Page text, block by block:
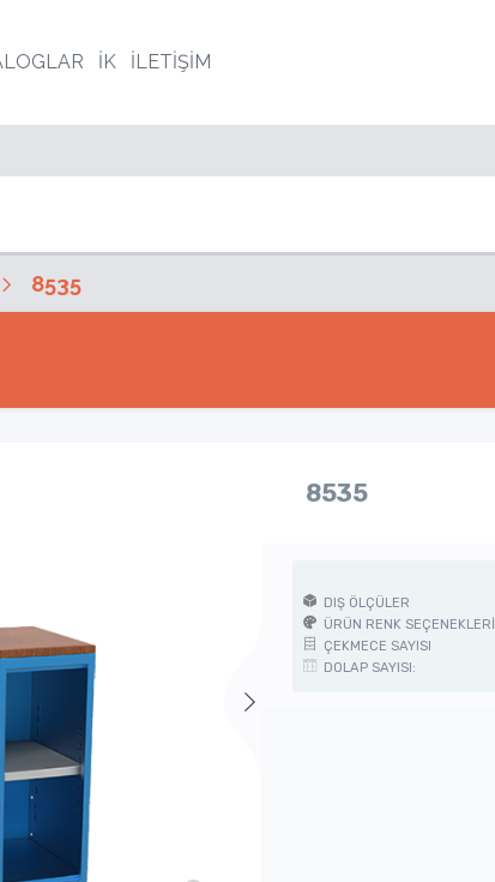
İK İLETİŞİM
8535
8535
DIŞ ÖLÇÜLER
ÜRÜN RENK SEÇENEKLERİ
ÇEKMECE SAYISI
DOLAP SAYISI: